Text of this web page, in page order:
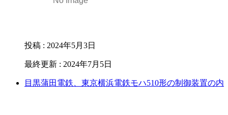
投稿 : 2024年5月3日
最終更新 : 2024年7月5日
目黒蒲田電鉄、東京横浜電鉄モハ510形の制御装置の内